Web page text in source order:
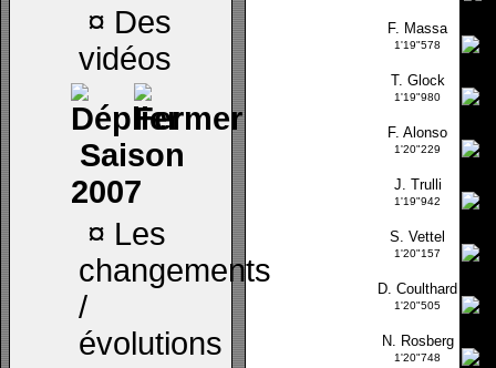
¤ Des
vidéos
Saison
2007
¤ Les
changements
/
évolutions
F. Massa
1'19"578
T. Glock
1'19"980
F. Alonso
1'20"229
J. Trulli
1'19"942
S. Vettel
1'20"157
D. Coulthard
1'20"505
N. Rosberg
1'20"748